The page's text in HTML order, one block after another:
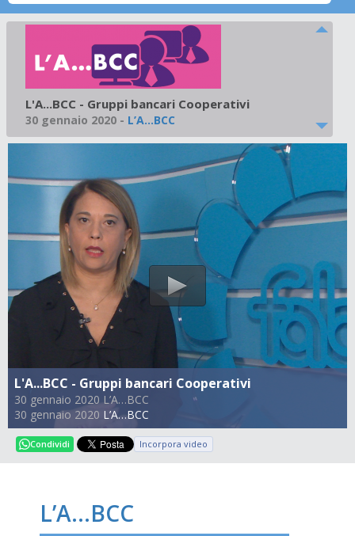
L'A...BCC - Gruppi bancari Cooperativi
30 gennaio 2020 L’A…BCC
30 gennaio 2020 L’A…BCC
L'A...BCC - Gruppi bancari Cooperativi
30 gennaio 2020 - L’A…BCC
Condividi Incorpora video
L’A…BCC